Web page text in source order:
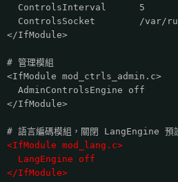
ControlsInterval 5
ControlsSocket /var/run/
</IfModule>
# 管理模組
<IfModule mod_ctrls_admin.c>
AdminControlsEngine off
</IfModule>
# 語言編碼模組，關閉 LangEngine 預
<IfModule mod_lang.c>
LangEngine off
</IfModule>